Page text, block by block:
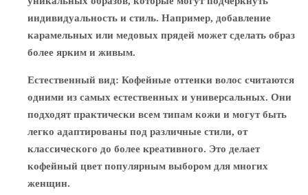
индивидуальность и стиль. Например, добавление
карамельных или медовых прядей может сделать образ
более ярким и живым.
Естественный вид: Кофейные оттенки волос считаются
одними из самых естественных и универсальных. Они
подходят практически всем типам кожи и могут быть
легко адаптированы под различные стили, от
классического до более креативного. Это делает
кофейный цвет популярным выбором для многих
женщин.